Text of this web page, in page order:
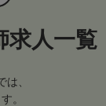
求人一覧
、
。